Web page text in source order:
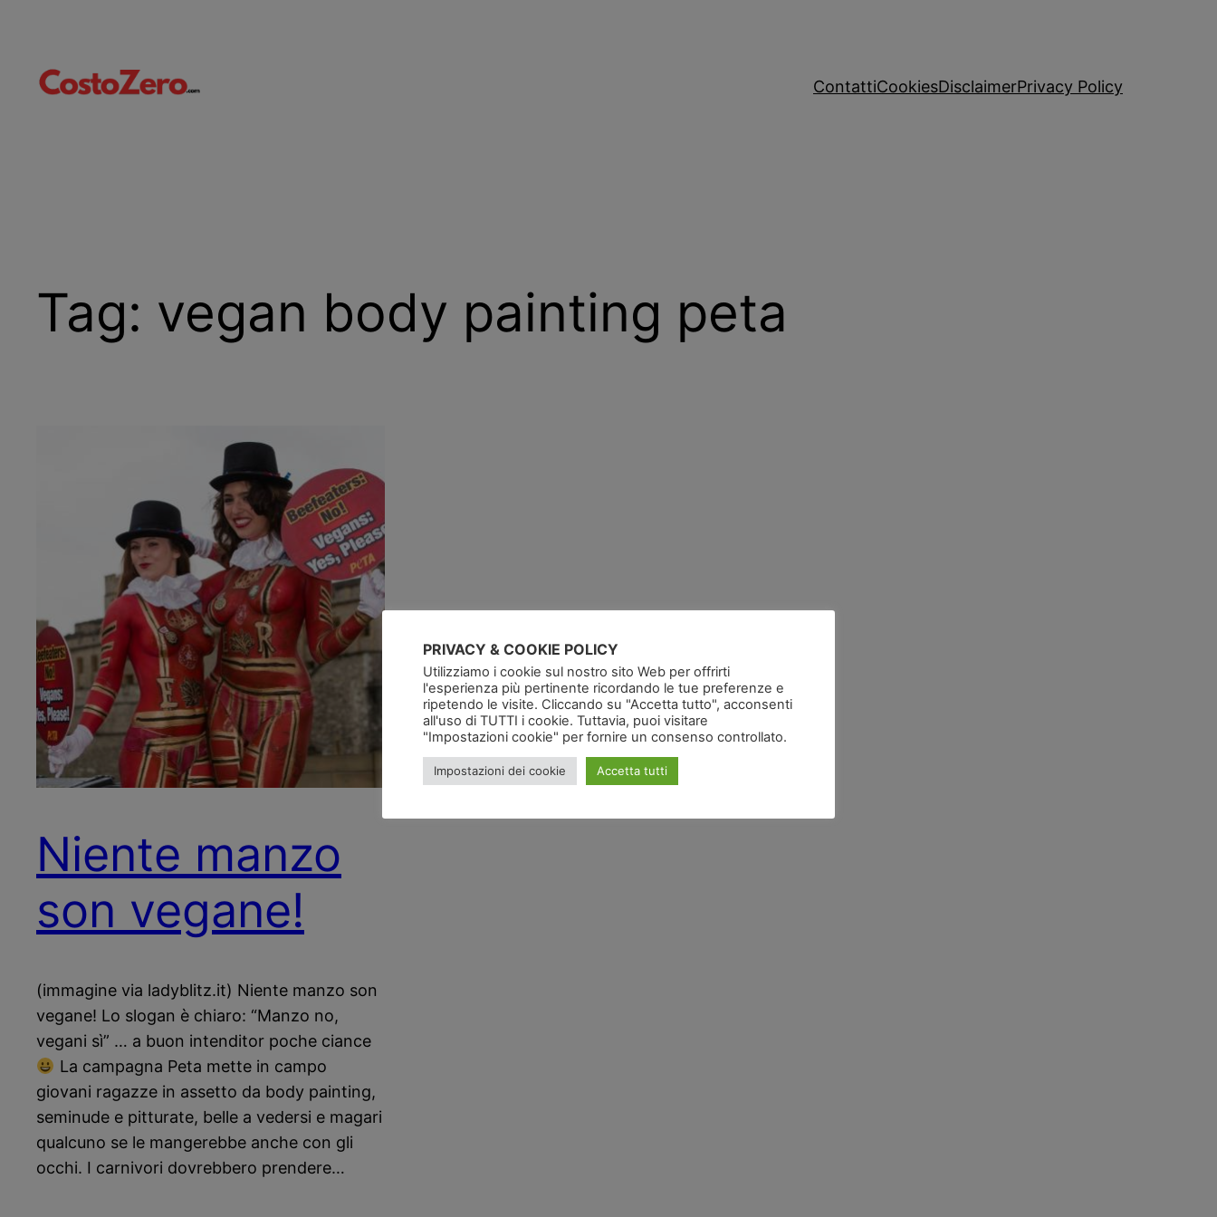
contenuto
ContattiCookiesDisclaimerPrivacy Policy
Tag: vegan body painting peta
Niente manzo
son vegane!
(immagine via ladyblitz.it) Niente manzo son
vegane! Lo slogan è chiaro: “Manzo no,
vegani sì” … a buon intenditor poche ciance
La campagna Peta mette in campo
giovani ragazze in assetto da body painting,
seminude e pitturate, belle a vedersi e magari
qualcuno se le mangerebbe anche con gli
occhi. I carnivori dovrebbero prendere…
PRIVACY & COOKIE POLICY
Utilizziamo i cookie sul nostro sito Web per offrirti
l'esperienza più pertinente ricordando le tue preferenze e
ripetendo le visite. Cliccando su "Accetta tutto", acconsenti
all'uso di TUTTI i cookie. Tuttavia, puoi visitare
"Impostazioni cookie" per fornire un consenso controllato.
Impostazioni dei cookie Accetta tutti